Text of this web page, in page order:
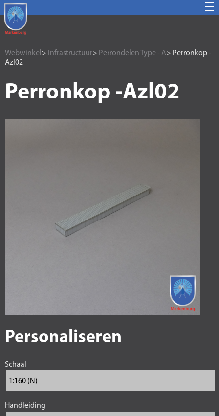
☰
Webwinkel > Infrastructuur> Perrondelen Type - A> Perronkop -
Azl02
Perronkop -Azl02
Personaliseren
Schaal
Handleiding